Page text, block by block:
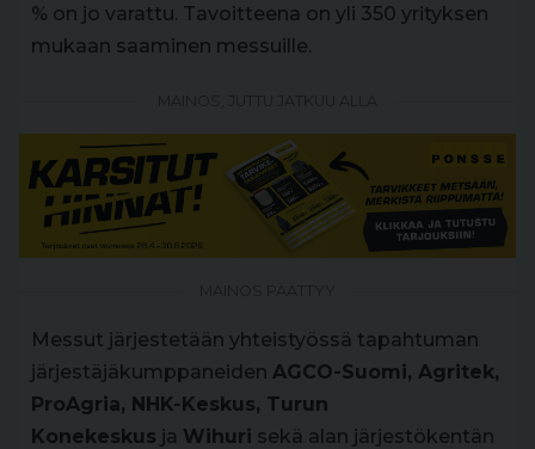
% on jo varattu. Tavoitteena on yli 350 yrityksen
mukaan saaminen messuille.
Messut järjestetään yhteistyössä tapahtuman
järjestäjäkumppaneiden AGCO-Suomi, Agritek,
ProAgria, NHK-Keskus, Turun
Konekeskus ja Wihuri sekä alan järjestökentän